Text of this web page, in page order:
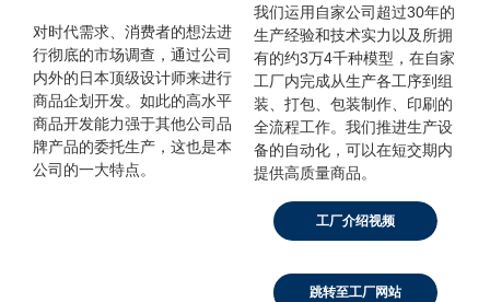
プライバシーポリシー
OFFICIAL SNS
对时代需求、消费者的想法进
行彻底的市场调查，通过公司
内外的日本顶级设计师来进行
商品企划开发。如此的高水平
商品开发能力强于其他公司品
牌产品的委托生产，这也是本
公司的一大特点。
我们运用自家公司超过30年的
生产经验和技术实力以及所拥
有的约3万4千种模型，在自家
工厂内完成从生产各工序到组
装、打包、包装制作、印刷的
全流程工作。我们推进生产设
备的自动化，可以在短交期内
提供高质量商品。
工厂介绍视频
跳转至工厂网站